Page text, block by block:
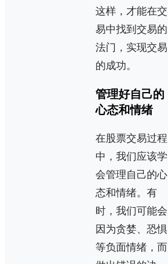
这样，才能在交
易中找到交易的
法门，实现交易
的成功。
管理好自己的
心态和情绪
在股票交易过程
中，我们应该学
会管理自己的心
态和情绪。有
时，我们可能会
因为贪婪、恐惧
等负面情绪，而